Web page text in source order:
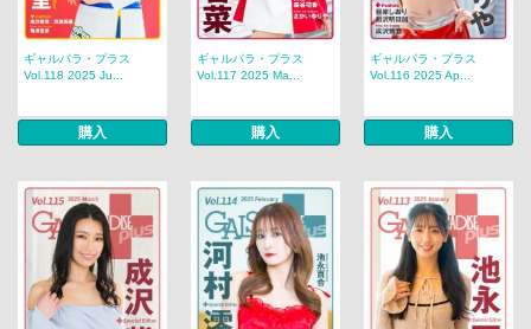
ギャルパラ・プラス
Vol.118 2025 Ju...
購入
ギャルパラ・プラス
Vol.117 2025 Ma...
購入
ギャルパラ・プラス
Vol.116 2025 Ap...
購入